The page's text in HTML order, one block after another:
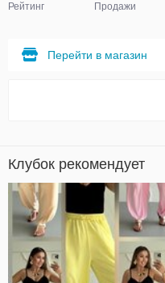
Рейтинг Продажи
Перейти в магазин
Клубок рекомендует